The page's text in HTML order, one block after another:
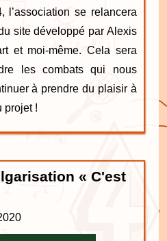
l’association se relancera
site développé par Alexis
et moi-même. Cela sera
les combats qui nous
à prendre du plaisir à
projet !
« C'est